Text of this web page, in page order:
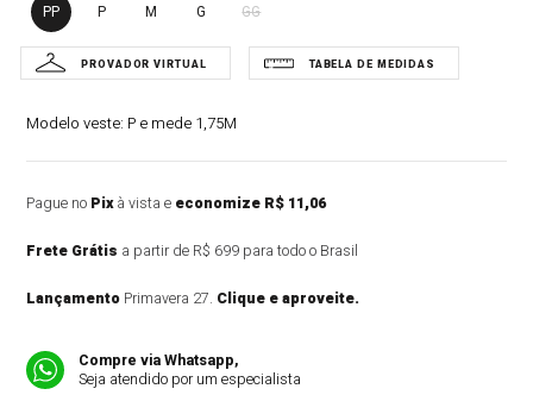
PP P M G GG
Modelo veste: P e mede 1,75M
Pague no Pixà vista e economize R$ 11,06
Frete Grátis a partir de R$ 699 para todo o Brasil
Lançamento Primavera 27. Clique e aproveite.
Compre via Whatsapp,
Seja atendido por um especialista